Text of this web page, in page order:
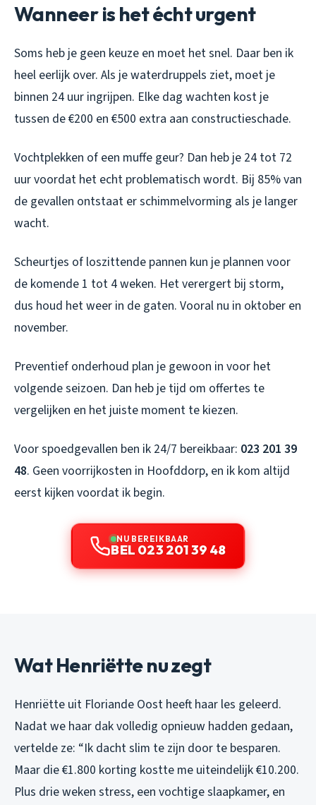
Wanneer is het écht urgent
Soms heb je geen keuze en moet het snel. Daar ben ik
heel eerlijk over. Als je waterdruppels ziet, moet je
binnen 24 uur ingrijpen. Elke dag wachten kost je
tussen de €200 en €500 extra aan constructieschade.
Vochtplekken of een muffe geur? Dan heb je 24 tot 72
uur voordat het echt problematisch wordt. Bij 85% van
de gevallen ontstaat er schimmelvorming als je langer
wacht.
Scheurtjes of loszittende pannen kun je plannen voor
de komende 1 tot 4 weken. Het verergert bij storm,
dus houd het weer in de gaten. Vooral nu in oktober en
november.
Preventief onderhoud plan je gewoon in voor het
volgende seizoen. Dan heb je tijd om offertes te
vergelijken en het juiste moment te kiezen.
Voor spoedgevallen ben ik 24/7 bereikbaar: 023 201 39
48. Geen voorrijkosten in Hoofddorp, en ik kom altijd
eerst kijken voordat ik begin.
NU BEREIKBAAR
BEL 023 201 39 48
Wat Henriëtte nu zegt
Henriëtte uit Floriande Oost heeft haar les geleerd.
Nadat we haar dak volledig opnieuw hadden gedaan,
vertelde ze: “Ik dacht slim te zijn door te besparen.
Maar die €1.800 korting kostte me uiteindelijk €10.200.
Plus drie weken stress, een vochtige slaapkamer, en